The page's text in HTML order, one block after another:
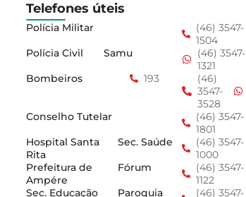
Telefones úteis
Polícia Militar
(46) 3547-
1504
Polícia Civil
Samu
(46) 3547-
1321
Bombeiros
193
(46)
3547-
3528
Conselho Tutelar
(46) 3547-
1801
Hospital Santa
Rita
Sec. Saúde
(46) 3547-
1000
Prefeitura de
Ampére
Fórum
(46) 3547-
1122
Sec. Educação
Paroquia
(46) 3547-